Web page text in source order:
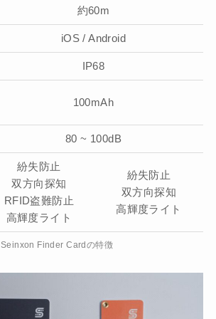
約60m
iOS / Android
IP68
100mAh
80 ~ 100dB
紛失防止
双方向探知
RFID盗難防止
高輝度ライト
紛失防止
双方向探知
高輝度ライト
Seinxon Finder Cardの特徴